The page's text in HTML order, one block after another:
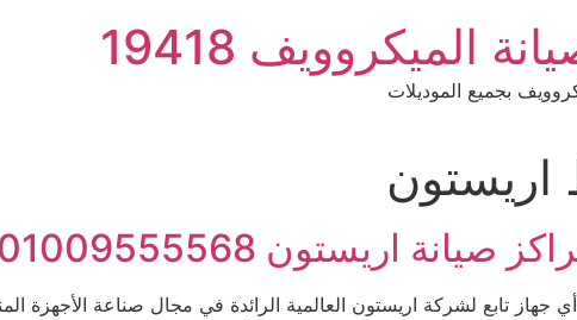
الميكروويف 19418
بجميع الموديلات
اريستون
اريستون 01009555568
تابع لشركة اريستون العالمية الرائدة في مجال صناعة الأجهزة